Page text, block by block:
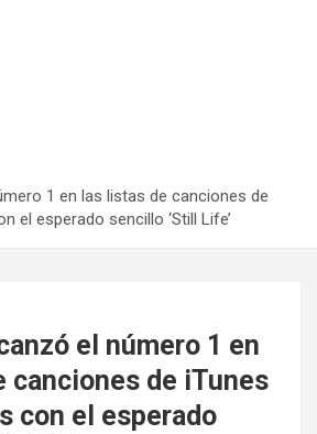
1 en las listas de canciones de
el esperado sencillo ‘Still Life’
el número 1 en
canciones de iTunes
con el esperado